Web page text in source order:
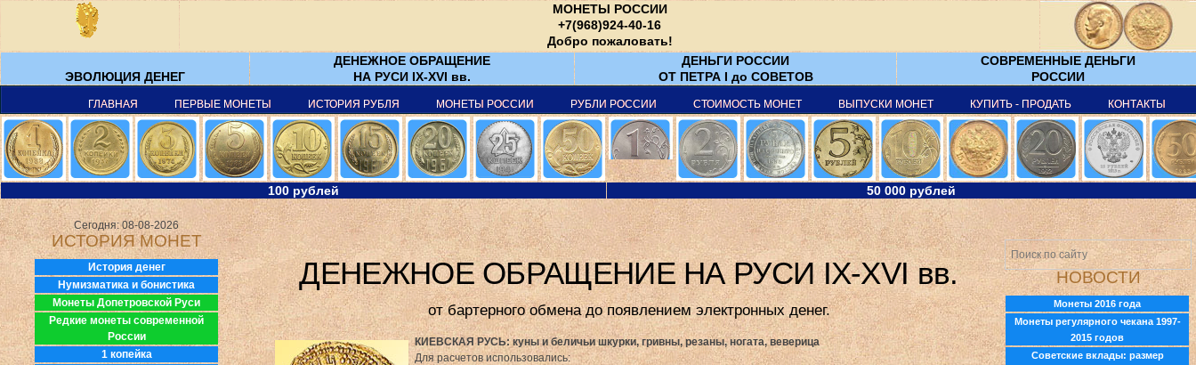
МОНЕТЫ РОССИИ
+7(968)924-40-16
Добро пожаловать!
ЭВОЛЮЦИЯ ДЕНЕГ
ДЕНЕЖНОЕ ОБРАЩЕНИЕ
НА РУСИ IX-XVI вв.
ДЕНЬГИ РОССИИ
ОТ ПЕТРА I до СОВЕТОВ
СОВРЕМЕННЫЕ ДЕНЬГИ
РОССИИ
КОНТАКТЫ
КУПИТЬ - ПРОДАТЬ
ВЫПУСКИ МОНЕТ
СТОИМОСТЬ МОНЕТ
РУБЛИ РОССИИ
МОНЕТЫ РОССИИ
ИСТОРИЯ РУБЛЯ
ПЕРВЫЕ МОНЕТЫ
ГЛАВНАЯ
100 рублей 50 000 рублей
Сегодня: 08-08-2026
ИСТОРИЯ МОНЕТ
История денег
Нумизматика и бонистика
Монеты Допетровской Руси
Редкие монеты современной
России
1 копейка
ДЕНЕЖНОЕ ОБРАЩЕНИЕ НА РУСИ IX-XVI вв.
от бартерного обмена до появлением электронных денег.
КИЕВСКАЯ РУСЬ: куны и беличьи шкурки, гривны, резаны, ногата, веверица
Для расчетов использовались:
НОВОСТИ
Монеты 2016 года
Монеты регулярного чекана 1997-
2015 годов
Советские вклады: размер